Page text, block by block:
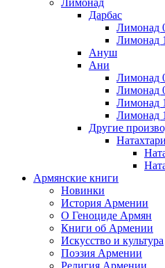
Лимонад
Дарбас
Лимонад
Лимонад
Ануш
Ани
Лимонад
Лимонад
Лимонад
Лимонад
Другие
Натахтари
Армянские книги
Новинки
История Армении
О Геноциде Армян
Книги об Армении
Иcкусство и культура
Поэзия Армении
Религия Армении